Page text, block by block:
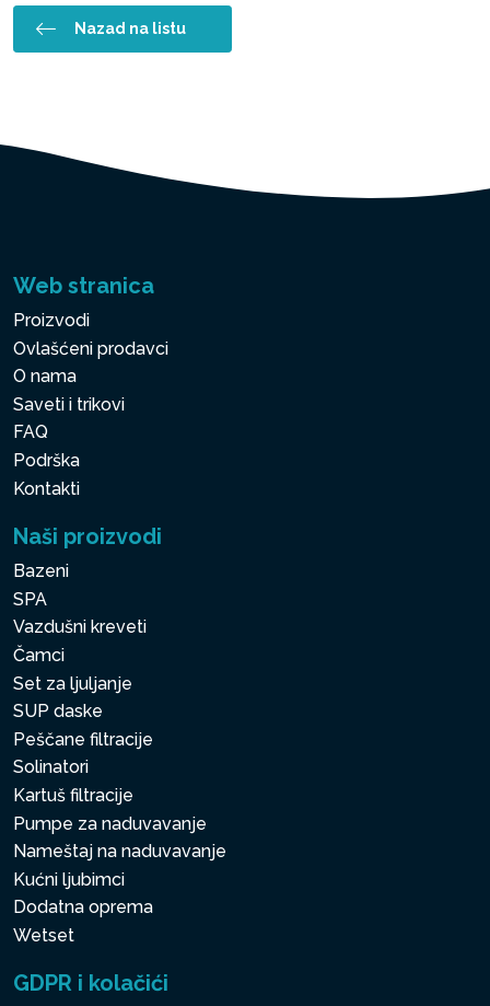
Nazad na listu
Web stranica
Proizvodi
Ovlašćeni prodavci
O nama
Saveti i trikovi
FAQ
Podrška
Kontakti
Naši proizvodi
Bazeni
SPA
Vazdušni kreveti
Čamci
Set za ljuljanje
SUP daske
Peščane filtracije
Solinatori
Kartuš filtracije
Pumpe za naduvavanje
Nameštaj na naduvavanje
Kućni ljubimci
Dodatna oprema
Wetset
GDPR i kolačići